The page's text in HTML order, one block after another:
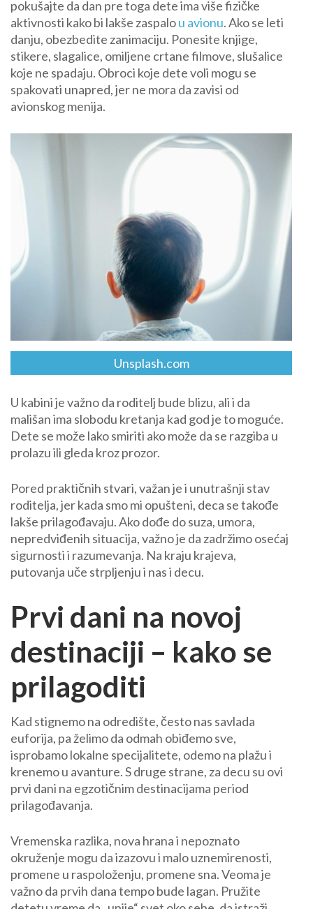
pokušajte da dan pre toga dete ima više fizičke
aktivnosti kako bi lakše zaspalou avionu. Ako se leti
danju, obezbedite zanimaciju. Ponesite knjige,
stikere, slagalice, omiljene crtane filmove, slušalice
koje ne spadaju. Obroci koje dete voli mogu se
spakovati unapred, jer ne mora da zavisi od
avionskog menija.
Unsplash.com
U kabini je važno da roditelj bude blizu, ali i da
mališan ima slobodu kretanja kad god je to moguće.
Dete se može lako smiriti ako može da se razgiba u
prolazu ili gleda kroz prozor.
Pored praktičnih stvari, važan je i unutrašnji stav
roditelja, jer kada smo mi opušteni, deca se takođe
lakše prilagođavaju. Ako dođe do suza, umora,
nepredviđenih situacija, važno je da zadržimo osećaj
sigurnosti i razumevanja. Na kraju krajeva,
putovanja uče strpljenju i nas i decu.
Prvi dani na novoj
destinaciji – kako se
prilagoditi
Kad stignemo na odredište, često nas savlada
euforija, pa želimo da odmah obiđemo sve,
isprobamo lokalne specijalitete, odemo na plažu i
krenemo u avanture. S druge strane, za decu su ovi
prvi dani na egzotičnim destinacijama period
prilagođavanja.
Vremenska razlika, nova hrana i nepoznato
okruženje mogu da izazovu i malo uznemirenosti,
promene u raspoloženju, promene sna. Veoma je
važno da prvih dana tempo bude lagan. Pružite